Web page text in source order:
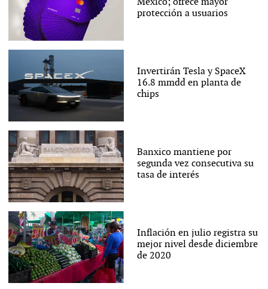
México; ofrece mayor
protección a usuarios
Invertirán Tesla y SpaceX
16.8 mmdd en planta de
chips
Banxico mantiene por
segunda vez consecutiva su
tasa de interés
Inflación en julio registra su
mejor nivel desde diciembre
de 2020